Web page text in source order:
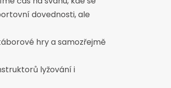
dovednosti, ale
hry a samozřejmě
lyžování i